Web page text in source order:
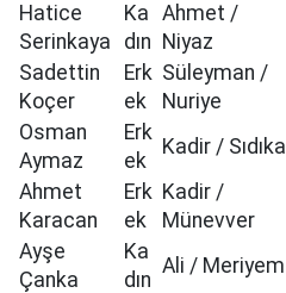
Hatice
Serinkaya
Ka
dın
Ahmet /
Niyaz
Sadettin
Koçer
Erk
ek
Süleyman /
Nuriye
Osman
Aymaz
Erk
ek
Kadir / Sıdıka
Ahmet
Karacan
Erk
ek
Kadir /
Münevver
Ayşe
Çanka
Ka
dın
Ali / Meriyem